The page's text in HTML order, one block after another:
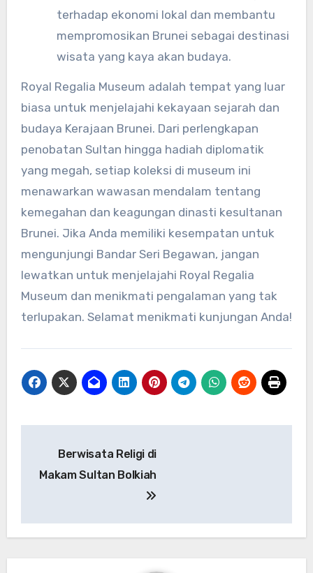
terhadap ekonomi lokal dan membantu
mempromosikan Brunei sebagai destinasi
wisata yang kaya akan budaya.
Royal Regalia Museum adalah tempat yang luar
biasa untuk menjelajahi kekayaan sejarah dan
budaya Kerajaan Brunei. Dari perlengkapan
penobatan Sultan hingga hadiah diplomatik
yang megah, setiap koleksi di museum ini
menawarkan wawasan mendalam tentang
kemegahan dan keagungan dinasti kesultanan
Brunei. Jika Anda memiliki kesempatan untuk
mengunjungi Bandar Seri Begawan, jangan
lewatkan untuk menjelajahi Royal Regalia
Museum dan menikmati pengalaman yang tak
terlupakan. Selamat menikmati kunjungan Anda!
pos
Berwisata Religi di
Makam Sultan Bolkiah